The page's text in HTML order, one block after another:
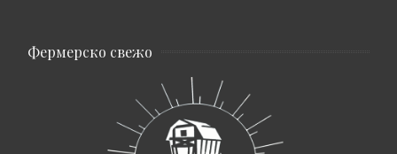
Фермерско свежо